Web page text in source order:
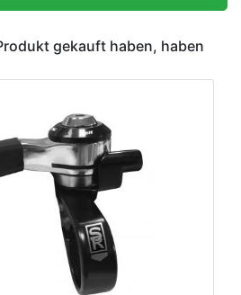
gekauft haben, haben